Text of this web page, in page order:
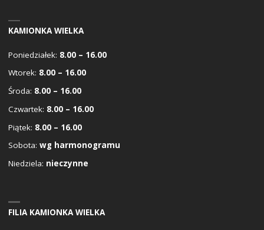
KAMIONKA WIELKA
Poniedziałek: 8.00 – 16.00
Wtorek: 8.00 – 16.00
Środa: 8.00 – 16.00
Czwartek: 8.00 – 16.00
Piątek: 8.00 – 16.00
Sobota: wg harmonogramu
Niedziela: nieczynne
FILIA KAMIONKA WIELKA